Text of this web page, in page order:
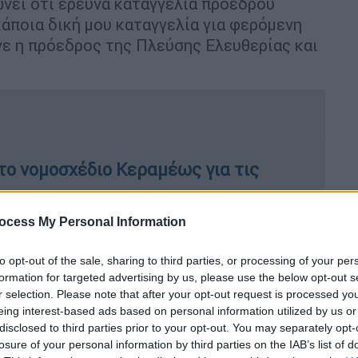
My Personal Information
opt-out of the sale, sharing to third parties, or processing of your
for targeted advertising by us, please use the below opt-out
selection. Please note that after your opt-out request is processed
interest-based ads based on personal information utilized by us
to third parties prior to your opt-out. You may separately
of your personal information by third parties on the IAB’s list of
δική μου καταγγελία για φερόμενη
η πρόεδρος της Πλεύσης Ελευθερίας και
νομοσχέδιο Κεραμέως για τις
Δεν παραιτούμαι - Με εξέλεξαν
κομματική επιτροπή